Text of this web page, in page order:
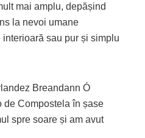
mai amplu, depășind
la nevoi umane
sau pur și simplu
Breandann Ó
de Compostela în șase
spre soare și am avut